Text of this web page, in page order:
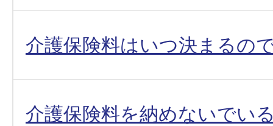
介護保険料はいつ決まるの
介護保険料を納めないでい